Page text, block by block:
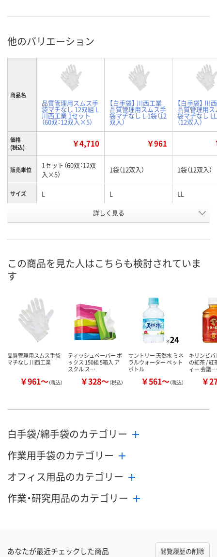
他のバリエーション
商品名
品質管理用スムス手
袋マチなし 12双組 L
川西工業 1セット
（60双：12双入×5）
【白手袋】 川西工業
品質管理用スムス手
袋マチなし L 1袋（12
双入）
【白手袋】 川
品質管理用
袋マチなし
（12双入）
価格
(税込)
￥4,710 ￥961
販売単位
1セット（60双：12双
入×5）
1袋（12双入） 1袋（12双入）
サイズ L L LL
PH87740 PH87737
8月8日（土）
カゴへ カゴへ カ
詳しく見る
この商品を見た人はこちらも検討されていま
す
品質管理用スムス手袋
マチなし 川西工業
￥961～（税込）
ティッシュペーパー ボ
ックス 150組 5箱入 ア
スクル ス…
￥328～（税込）
サントリー 天然水 ミネ
ラルウォーター ペット
ボトル
￥561～（税込）
キリンビ
の紅茶 / 紅
ィー 会議 …
￥
白手袋/綿手袋のカテゴリー
作業用手袋のカテゴリー
オフィス用品のカテゴリー
作業・研究用品のカテゴリー
あなたが最近チェックした商品 閲覧履歴の削除